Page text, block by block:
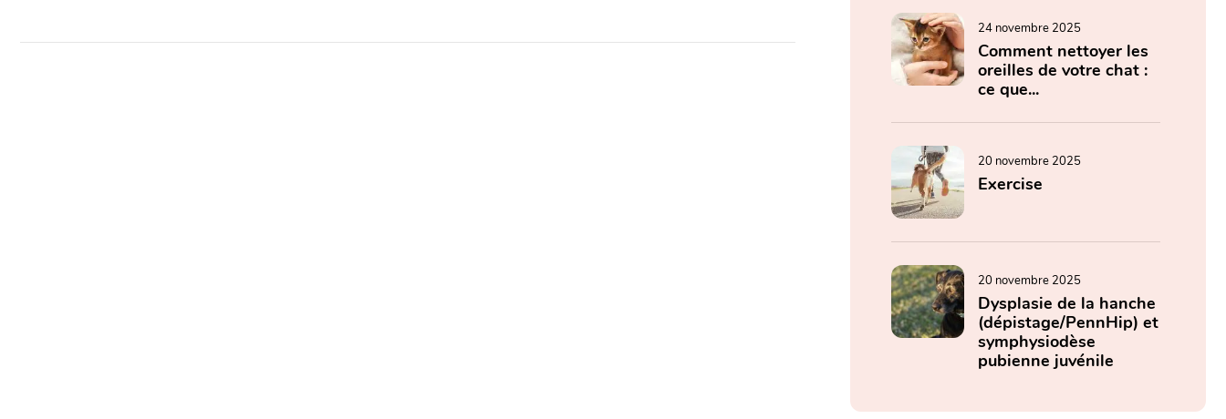
24 novembre 2025
Comment nettoyer les
oreilles de votre chat :
ce que...
20 novembre 2025
Exercise
20 novembre 2025
Dysplasie de la hanche
(dépistage/PennHip) et
symphysiodèse
pubienne juvénile